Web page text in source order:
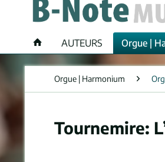
AUTEURS Orgue |
Orgue | Harmonium
Tournemire: